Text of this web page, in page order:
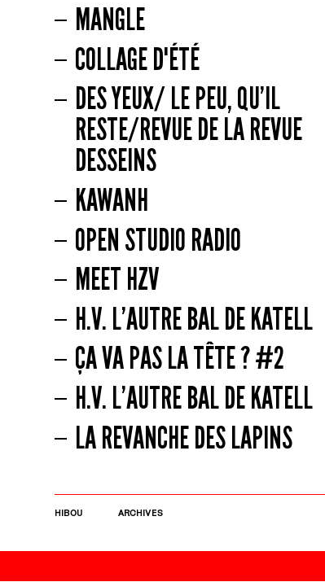
MANGLE
COLLAGE D'ÉTÉ
DES YEUX/ LE PEU, QU’IL
RESTE/REVUE DE LA REVUE
DESSEINS
KAWANH
OPEN STUDIO RADIO
MEET HZV
H.V. L’AUTRE BAL DE KATELL
ÇA VA PAS LA TÊTE ? #2
H.V. L’AUTRE BAL DE KATELL
LA REVANCHE DES LAPINS
HIBOU ARCHIVES